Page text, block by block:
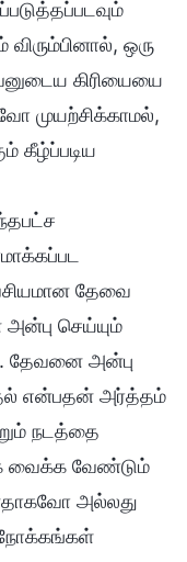
ஒரு
கிரியையை
முயற்சிக்காமல்,
கீழ்ப்படிய
தேவை
செய்யும்
தேவனை அன்பு
என்பதன் அர்த்தம்
நடத்தை
வைக்க வேண்டும்
அல்லது